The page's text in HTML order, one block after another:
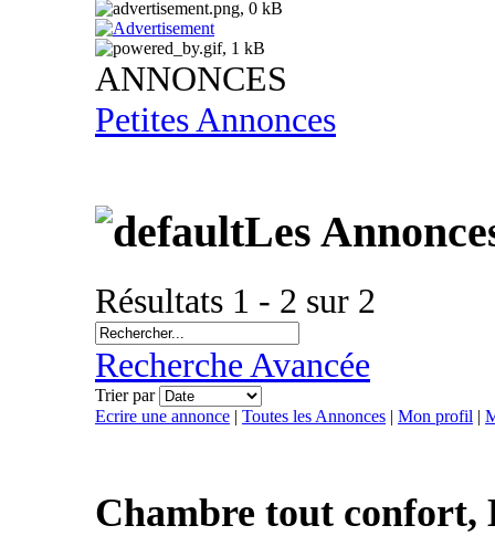
ANNONCES
Petites Annonces
Les
Résultats 1 - 2 sur 2
Recherche Avancée
Trier par
Ecrire une annonce | Toutes les Annonces | Mon profil |
Chambre tout confort,